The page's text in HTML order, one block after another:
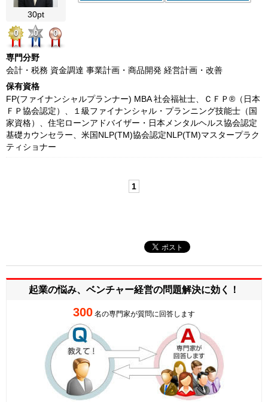
30pt
0
0 0
専門分野
会計・税務 資金調達 事業計画・商品開発 経営計画・改善
保有資格
FP(ファイナンシャルプランナー) MBA 社会福祉士、ＣＦＰ®（日本
ＦＰ協会認定）、１級ファイナンシャル・プランニング技能士（国
家資格）、住宅ローンアドバイザー・日本メンタルヘルス協会認定
基礎カウンセラー、米国NLP(TM)協会認定NLP(TM)マスタープラク
ティショナー
1
起業の悩み、ベンチャー経営の問題解決に効く！
300 名の専門家が質問に回答します